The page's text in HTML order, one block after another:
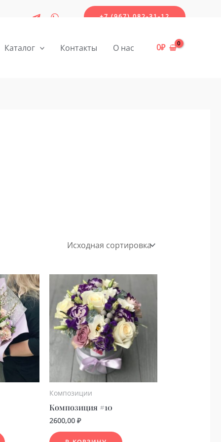
+7 (967) 082-31-12
Каталог Контакты О нас 0₽
Композиции
Композиция #10
2600,00₽